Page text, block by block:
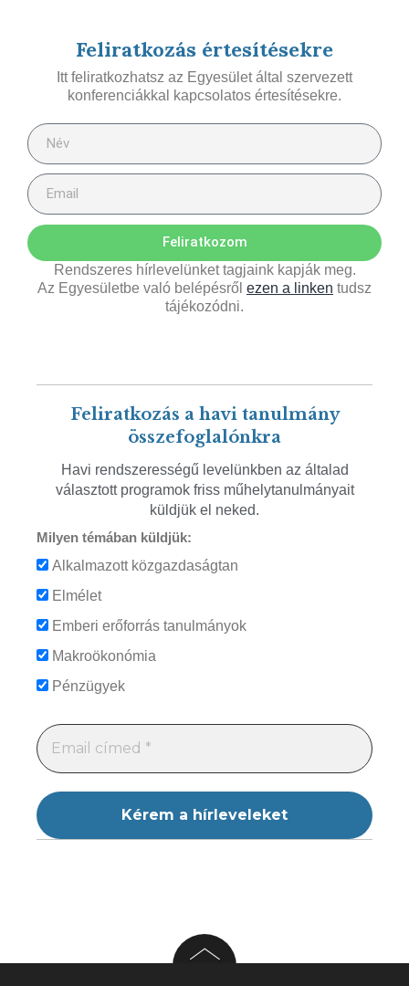
Feliratkozás értesítésekre
Itt feliratkozhatsz az Egyesület által szervezett
konferenciákkal kapcsolatos értesítésekre.
Feliratkozom
Rendszeres hírlevelünket tagjaink kapják meg.
Az Egyesületbe való belépésről ezen a linken tudsz
tájékozódni.
Feliratkozás a havi tanulmány
összefoglalónkra
Havi rendszerességű levelünkben az általad
választott programok friss műhelytanulmányait
küldjük el neked.
Milyen témában küldjük:
Alkalmazott közgazdaságtan
Elmélet
Emberi erőforrás tanulmányok
Makroökonómia
Pénzügyek